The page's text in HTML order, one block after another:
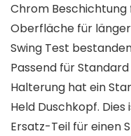
Chrom
Oberfläche für
Swing Test
Passend für
Halterung hat ein
Held Duschkopf.
Ersatz-Teil für einen